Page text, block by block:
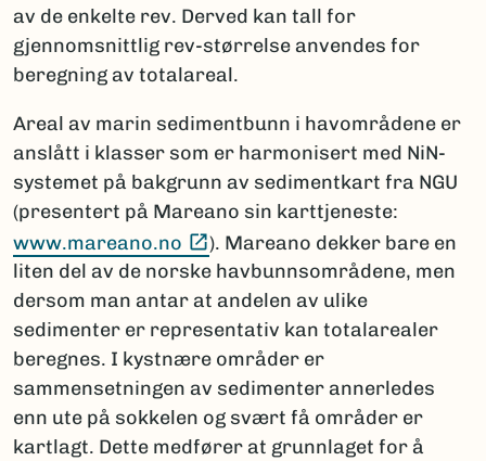
av de enkelte rev. Derved kan tall for
gjennomsnittlig rev-størrelse anvendes for
beregning av totalareal.
Areal av marin sedimentbunn i havområdene er
anslått i klasser som er harmonisert med NiN-
systemet på bakgrunn av sedimentkart fra NGU
(presentert på Mareano sin karttjeneste:
www.mareano.no
(Ekstern lenke)
). Mareano dekker bare en
liten del av de norske havbunnsområdene, men
dersom man antar at andelen av ulike
sedimenter er representativ kan totalarealer
beregnes. I kystnære områder er
sammensetningen av sedimenter annerledes
enn ute på sokkelen og svært få områder er
kartlagt. Dette medfører at grunnlaget for å